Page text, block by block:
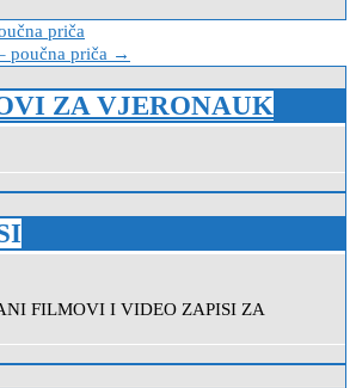
priča
poučna priča →
ZA VJERONAUK
FILMOVI I VIDEO ZAPISI ZA